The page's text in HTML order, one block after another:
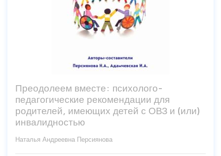
Преодолеем вместе: психолого-
педагогические рекомендации для
родителей, имеющих детей с ОВЗ и (или)
инвалидностью
Наталья Андреевна Персиянова